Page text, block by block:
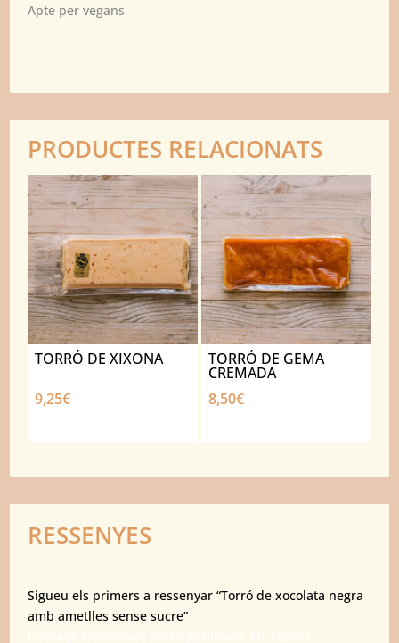
Apte per vegans
PRODUCTES RELACIONATS
TORRÓ DE XIXONA
9,25€
TORRÓ DE GEMA
CREMADA
8,50€
RESSENYES
Sigueu els primers a ressenyar “Torró de xocolata negra
amb ametlles sense sucre”